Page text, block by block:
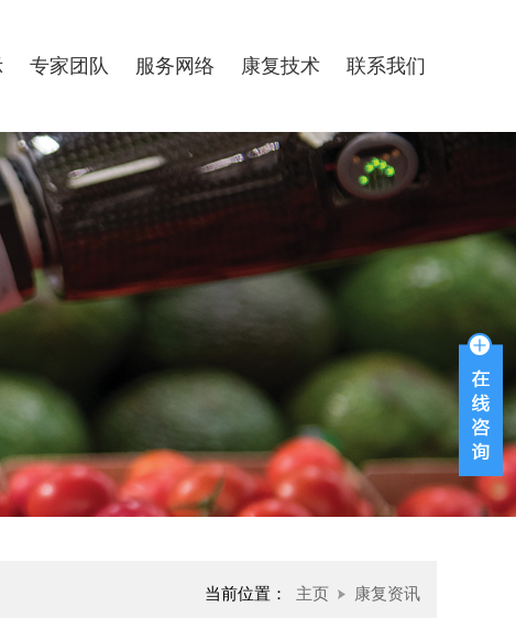
专家团队 服务网络 康复技术 联系我们
当前位置： 主页 康复资讯